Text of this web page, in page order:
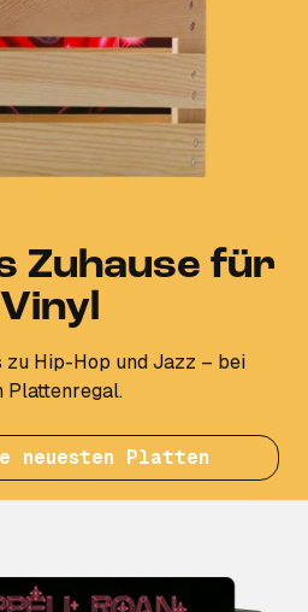
Zuhause für
zu Hip-Hop und Jazz – bei
Plattenregal.
neuesten Platten